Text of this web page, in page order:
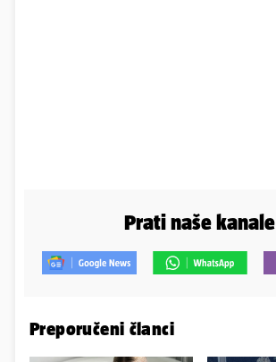
Prati naše kanale
Preporučeni članci